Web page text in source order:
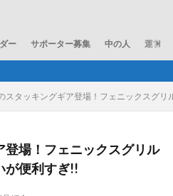
ー サポーター募集 中の人 運営会
スタッキングギア登場！フェニックスグ
登場！フェニックスグリル
が便利すぎ!!